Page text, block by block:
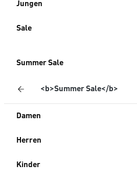
Jungen
Sale
Summer Sale
<b>Summer Sale</b>
Damen
Herren
Kinder